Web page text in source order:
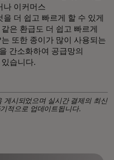
나 이커머스
더 쉽고 빠르게 할 수 있게
은 환급도 더 쉽고 빠르게
또한 종이가 많이 사용되는
간소화하여 공급망의
습니다.
게시되었으며 실시간 결제의 최신
적으로 업데이트됩니다.